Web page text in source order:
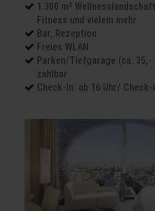
1.300 m²
Fitness und vielem mehr
Bar, Rezeption
Freies WLAN
Parken/Tiefgarage (ca.
zahlbar
Check-In: ab 16 Uhr/